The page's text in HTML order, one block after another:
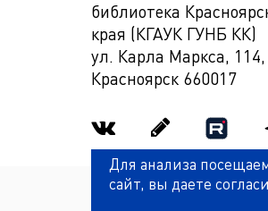
библиотека
края (КГАУК ГУНБ КК)
ул. Карла Маркса, 114,
Красноярск 660017
Политика обработки
Для анализа
сайт, вы даете